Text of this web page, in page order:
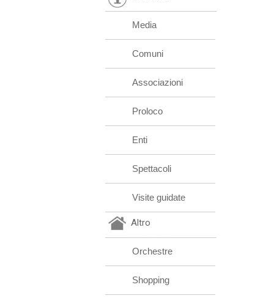
Media
Comuni
Associazioni
Proloco
Enti
Spettacoli
Visite guidate
Altro
Orchestre
Shopping